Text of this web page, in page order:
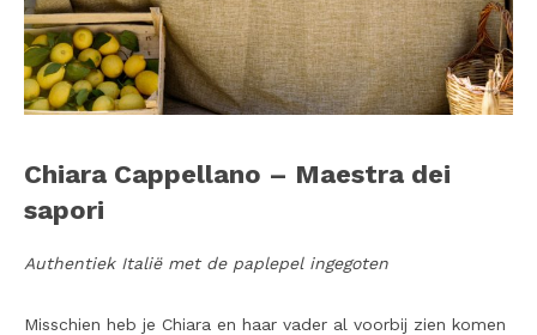
Chiara Cappellano – Maestra dei
sapori
Authentiek Italië met de paplepel ingegoten
Misschien heb je Chiara en haar vader al voorbij zien komen